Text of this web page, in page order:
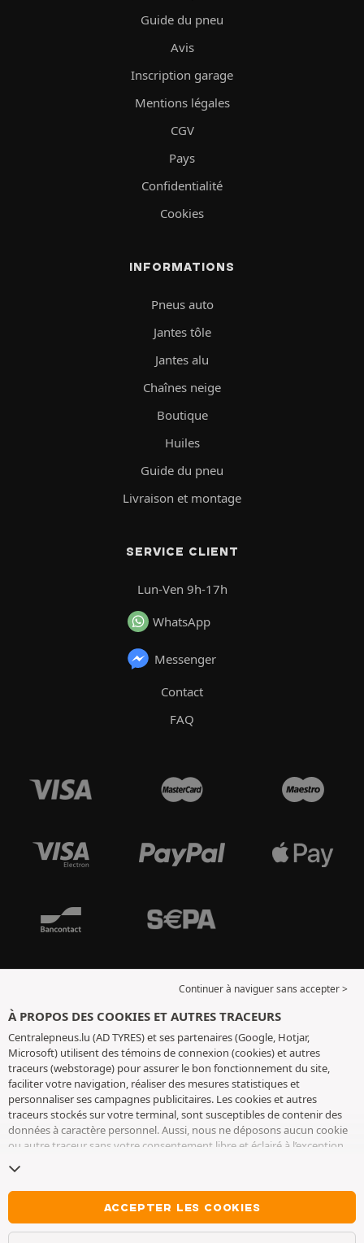
Guide du pneu
Avis
Inscription garage
Mentions légales
CGV
Pays
Confidentialité
Cookies
INFORMATIONS
Pneus auto
Jantes tôle
Jantes alu
Chaînes neige
Boutique
Huiles
Guide du pneu
Livraison et montage
SERVICE CLIENT
Lun-Ven 9h-17h
WhatsApp
Messenger
Contact
FAQ
Continuer à naviguer sans accepter >
À PROPOS DES COOKIES ET AUTRES TRACEURS
Centralepneus.lu (AD TYRES) et ses partenaires (Google, Hotjar,
Microsoft) utilisent des témoins de connexion (cookies) et autres
traceurs (webstorage) pour assurer le bon fonctionnement du site,
faciliter votre navigation, réaliser des mesures statistiques et
personnaliser ses campagnes publicitaires. Les cookies et autres
traceurs stockés sur votre terminal, sont susceptibles de contenir des
données à caractère personnel. Aussi, nous ne déposons aucun cookie
ou autre traceur sans votre consentement libre et éclairé à l’exception
conservons votre choix pendant 6 mois. Vous pouvez retirer votre
consentement à tout moment en vous rendant sur lapage cookies et
. Vous pouvez choisir de continuer à naviguer sans
accepter le dépôt de cookies ou autres traceurs. Le refus ne fait pas
obstacle à l’accès aux services AD TYRES. Pour plus d’informations, nous
ACCEPTER LES COOKIES